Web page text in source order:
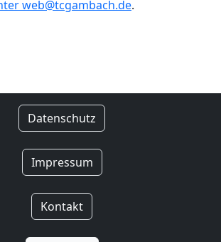
web@tcgambach.de.
Datenschutz
Impressum
Kontakt